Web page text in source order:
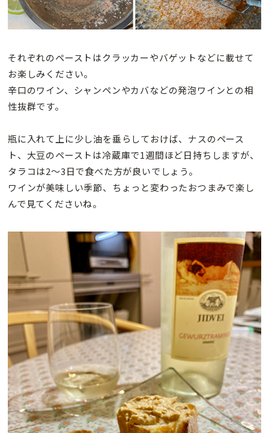
それぞれのペーストはクラッカーやバゲットなどに載せて
お楽しみください。
辛口のワイン、シャンペンやカバなどの発泡ワインとの相
性抜群です。
瓶に入れて上に少し油を垂らしておけば、ナスのペース
ト、大豆のペーストは冷蔵庫で1週間ほど日持ちしますが、
タラコは2〜3日で食べた方が良いでしょう。
ワインが美味しい季節、ちょっと変わったおつまみで楽し
んで見てくださいね。